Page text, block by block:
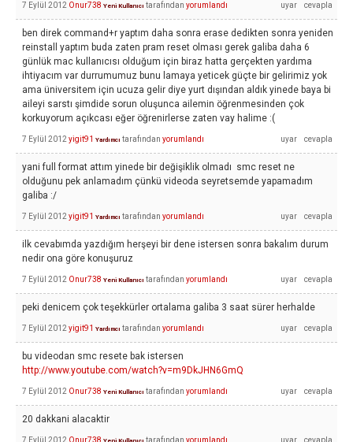
7 Eylül 2012 Onur738 Yeni Kullanıcı tarafından yorumlandı
ben direk command+r yaptım daha sonra erase dedikten sonra yeniden
reinstall yaptım buda zaten pram reset olması gerek galiba daha 6
günlük mac kullanıcısı olduğum için biraz hatta gerçekten yardıma
ihtiyacım var durrumumuz bunu lamaya yeticek güçte bir gelirimiz yok
ama üniversitem için ucuza gelir diye yurt dışından aldık yinede baya bi
aileyi sarstı şimdide sorun oluşunca ailemin öğrenmesinden çok
korkuyorum açıkcası eğer öğrenirlerse zaten vay halime :(
7 Eylül 2012yigit91 Yardımcı tarafından yorumlandı
yani full format attım yinede bir değişiklik olmadı smc reset ne
olduğunu pek anlamadım çünkü videoda seyretsemde yapamadım
galiba :/
7 Eylül 2012yigit91 Yardımcı tarafından yorumlandı
ilk cevabımda yazdığım herşeyi bir dene istersen sonra bakalım durum
nedir ona göre konuşuruz
7 Eylül 2012 Onur738 Yeni Kullanıcı tarafından yorumlandı
peki denicem çok teşekkürler ortalama galiba 3 saat sürer herhalde
7 Eylül 2012yigit91 Yardımcı tarafından yorumlandı
bu videodan smc resete bak istersen
http://www.youtube.com/watch?v=m9DkJHN6GmQ
7 Eylül 2012 Onur738 Yeni Kullanıcı tarafından yorumlandı
20 dakkani alacaktir
7 Eylül 2012 Onur738 tarafından yorumlandı